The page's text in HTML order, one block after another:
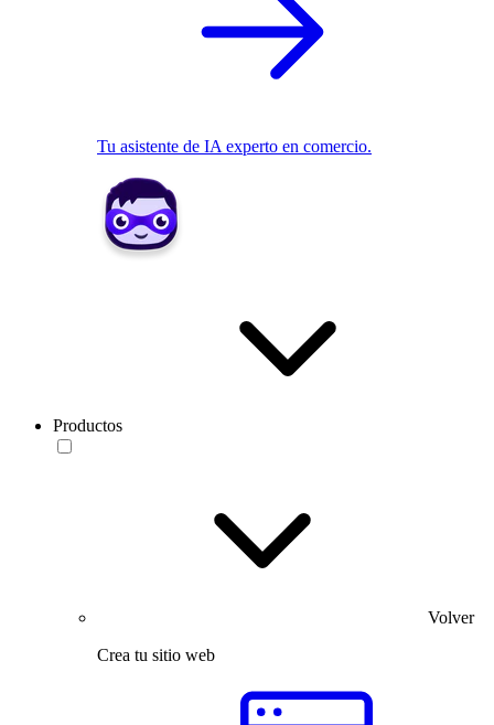
Tu asistente de IA experto en comercio.
Productos
Volver
Crea tu sitio web